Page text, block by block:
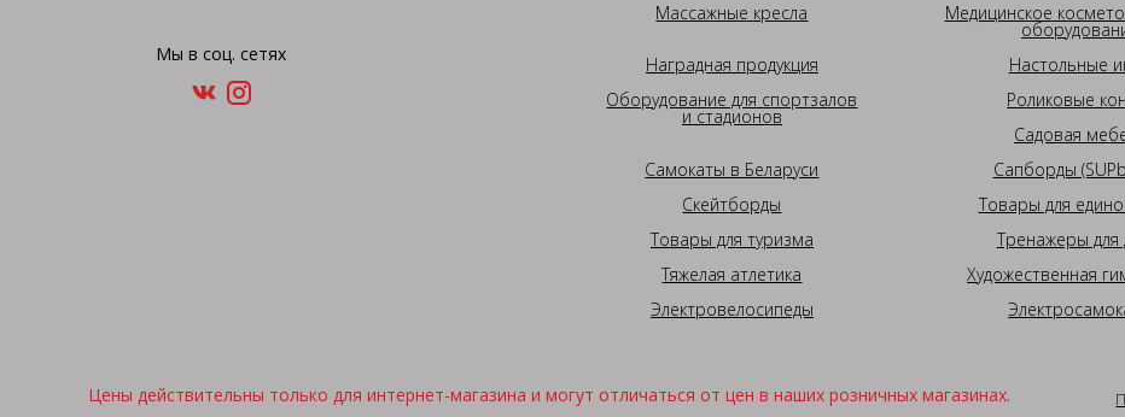
Мы в соц. сетях
Массажные кресла
Медицинское
Наградная продукция
Настольные
Оборудование для спортзалов
и стадионов
Роликовые
Садовая
Самокаты в Беларуси
Сапборды
Скейтборды
Товары для
Товары для туризма
Тренажеры для
Тяжелая атлетика
Художественная
Электровелосипеды
Цены действительны только для интернет-магазина и могут отличаться от цен в наших розничных магазинах.